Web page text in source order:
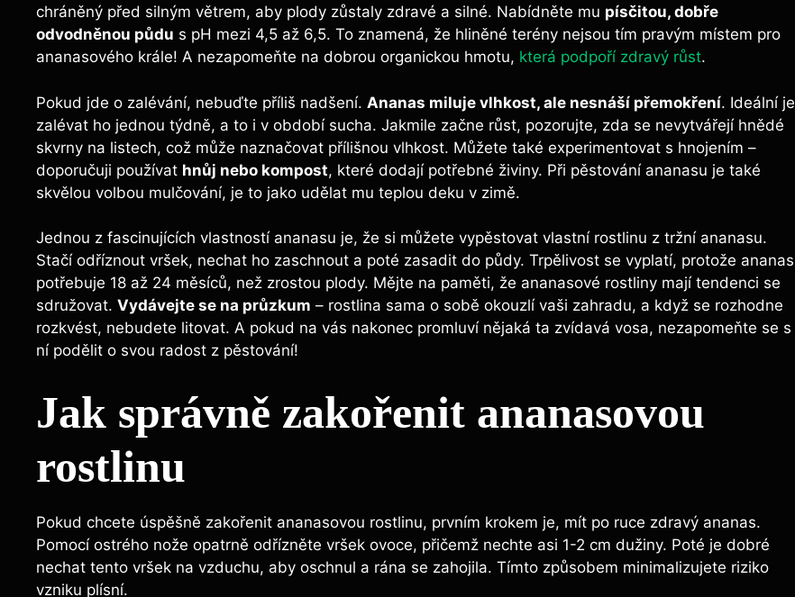
chráněný před silným větrem, aby plody zůstaly zdravé a silné. Nabídněte mu písčitou, dobře
odvodněnou půdu s pH mezi 4,5 až 6,5. To znamená, že hliněné terény nejsou tím pravým místem pro
ananasového krále! A nezapomeňte na dobrou organickou hmotu, která podpoří zdravý růst.
Pokud jde o zalévání, nebuďte příliš nadšení. Ananas miluje vlhkost, ale nesnáší přemokření. Ideální je
zalévat ho jednou týdně, a to i v období sucha. Jakmile začne růst, pozorujte, zda se nevytvářejí hnědé
skvrny na listech, což může naznačovat přílišnou vlhkost. Můžete také experimentovat s hnojením –
doporučuji používat hnůj nebo kompost, které dodají potřebné živiny. Při pěstování ananasu je také
skvělou volbou mulčování, je to jako udělat mu teplou deku v zimě.
Jednou z fascinujících vlastností ananasu je, že si můžete vypěstovat vlastní rostlinu z tržní ananasu.
Stačí odříznout vršek, nechat ho zaschnout a poté zasadit do půdy. Trpělivost se vyplatí, protože ananas
potřebuje 18 až 24 měsíců, než zrostou plody. Mějte na paměti, že ananasové rostliny mají tendenci se
sdružovat. Vydávejte se na průzkum – rostlina sama o sobě okouzlí vaši zahradu, a když se rozhodne
rozkvést, nebudete litovat. A pokud na vás nakonec promluví nějaká ta zvídavá vosa, nezapomeňte se s
ní podělit o svou radost z pěstování!
Jak správně zakořenit ananasovou
rostlinu
Pokud chcete úspěšně zakořenit ananasovou rostlinu, prvním krokem je, mít po ruce zdravý ananas.
Pomocí ostrého nože opatrně odřízněte vršek ovoce, přičemž nechte asi 1-2 cm dužiny. Poté je dobré
nechat tento vršek na vzduchu, aby oschnul a rána se zahojila. Tímto způsobem minimalizujete riziko
vzniku plísní.